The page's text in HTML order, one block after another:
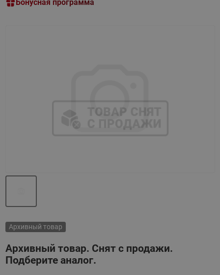
Бонусная программа
Архивный товар
Архивный товар. Снят с продажи.
Подберите аналог.